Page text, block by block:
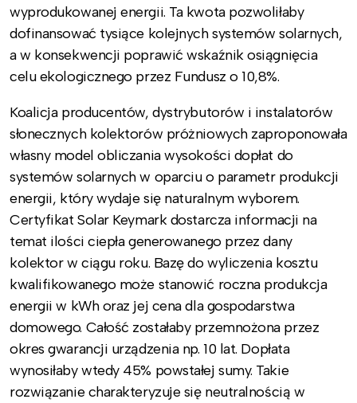
wyprodukowanej energii. Ta kwota pozwoliłaby
dofinansować tysiące kolejnych systemów solarnych,
a w konsekwencji poprawić wskaźnik osiągnięcia
celu ekologicznego przez Fundusz o 10,8%.
Koalicja producentów, dystrybutorów i instalatorów
słonecznych kolektorów próżniowych zaproponowała
własny model obliczania wysokości dopłat do
systemów solarnych w oparciu o parametr produkcji
energii, który wydaje się naturalnym wyborem.
Certyfikat Solar Keymark dostarcza informacji na
temat ilości ciepła generowanego przez dany
kolektor w ciągu roku. Bazę do wyliczenia kosztu
kwalifikowanego może stanowić roczna produkcja
energii w kWh oraz jej cena dla gospodarstwa
domowego. Całość zostałaby przemnożona przez
okres gwarancji urządzenia np. 10 lat. Dopłata
wynosiłaby wtedy 45% powstałej sumy. Takie
rozwiązanie charakteryzuje się neutralnością w